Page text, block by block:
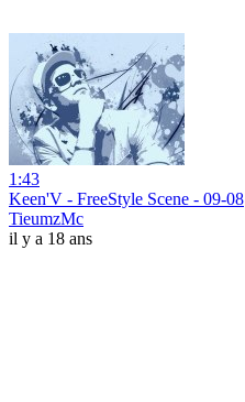
1:43
Keen'V - FreeStyle Scene - 09-08
TieumzMc
il y a 18 ans